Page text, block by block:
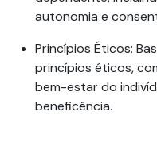
autonomia e
Princípios Éticos:
princípios éticos,
bem-estar do
beneficência.